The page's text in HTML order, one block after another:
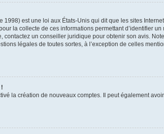
1998) est une loi aux États-Unis qui dit que les sites
la collecte de ces informations permettant d’identifier
contactez un conseiller juridique pour obtenir son avis.
légales de toutes sortes, à l’exception de celles
la création de nouveaux comptes. Il peut également